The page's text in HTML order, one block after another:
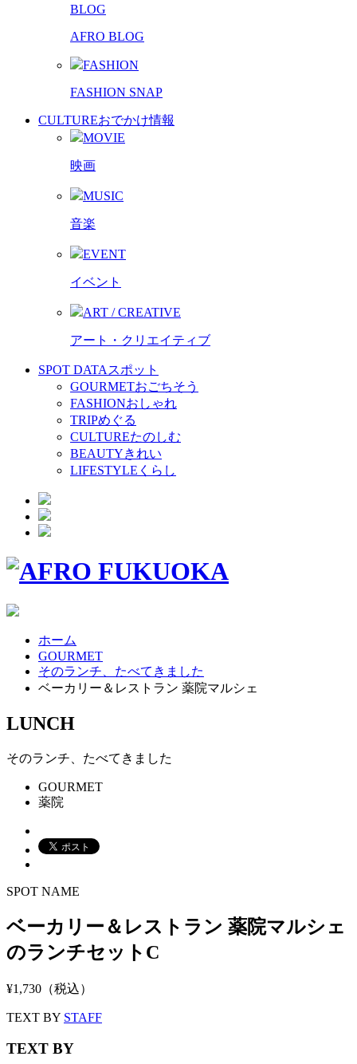
BLOG
AFRO BLOG
FASHION
FASHION SNAP
CULTUREおでかけ情報
MOVIE
映画
MUSIC
音楽
EVENT
イベント
ART / CREATIVE
アート・クリエイティブ
SPOT DATA スポット
GOURMETおごちそう
FASHIONおしゃれ
TRIPめぐる
CULTUREたのしむ
BEAUTYきれい
LIFESTYLE くらし
ホーム
GOURMET
そのランチ、たべてきました
ベーカリー＆レストラン 薬院マルシェ
LUNCH
そのランチ、たべてきました
GOURMET
薬院
SPOT NAME
ベーカリー＆レストラン 薬院マルシェ
のランチセットC
¥1,730（税込）
TEXT BY STAFF
TEXT BY